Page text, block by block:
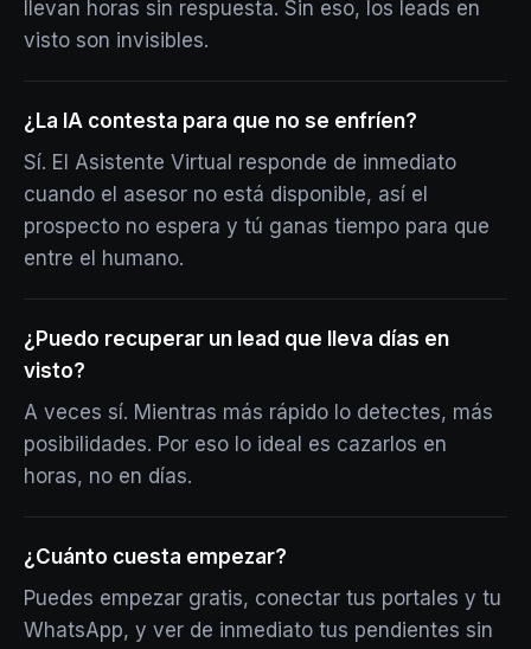
llevan horas sin respuesta. Sin eso, los leads en
visto son invisibles.
¿La IA contesta para que no se enfríen?
Sí. El Asistente Virtual responde de inmediato
cuando el asesor no está disponible, así el
prospecto no espera y tú ganas tiempo para que
entre el humano.
¿Puedo recuperar un lead que lleva días en
visto?
A veces sí. Mientras más rápido lo detectes, más
posibilidades. Por eso lo ideal es cazarlos en
horas, no en días.
¿Cuánto cuesta empezar?
Puedes empezar gratis, conectar tus portales y tu
WhatsApp, y ver de inmediato tus pendientes sin